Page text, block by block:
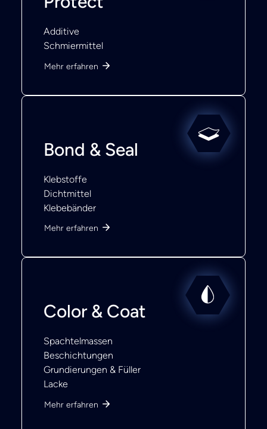
Additive
Schmiermittel
Mehr erfahren
Bond & Seal
Klebstoffe
Dichtmittel
Klebebänder
Mehr erfahren
Color & Coat
Spachtelmassen
Beschichtungen
Grundierungen & Füller
Lacke
Mehr erfahren